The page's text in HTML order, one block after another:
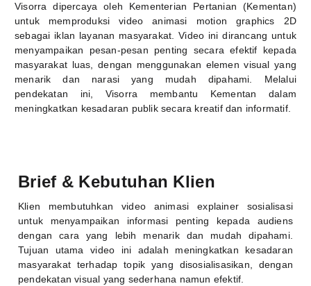
Visorra dipercaya oleh Kementerian Pertanian (Kementan)
untuk memproduksi video animasi motion graphics 2D
sebagai iklan layanan masyarakat. Video ini dirancang untuk
menyampaikan pesan-pesan penting secara efektif kepada
masyarakat luas, dengan menggunakan elemen visual yang
menarik dan narasi yang mudah dipahami. Melalui
pendekatan ini, Visorra membantu Kementan dalam
meningkatkan kesadaran publik secara kreatif dan informatif.
Brief & Kebutuhan Klien
Klien membutuhkan video animasi explainer sosialisasi
untuk menyampaikan informasi penting kepada audiens
dengan cara yang lebih menarik dan mudah dipahami.
Tujuan utama video ini adalah meningkatkan kesadaran
masyarakat terhadap topik yang disosialisasikan, dengan
pendekatan visual yang sederhana namun efektif.